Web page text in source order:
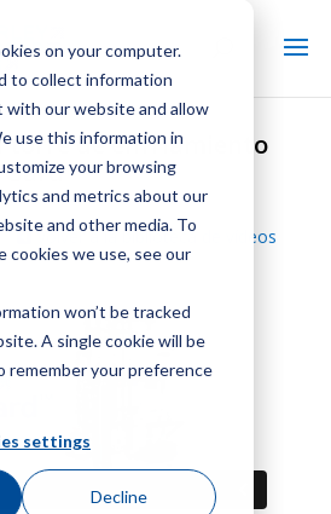
on your computer.
to collect information
our website and allow
use this information in
your browsing
and metrics about our
and other media. To
cookies we use, see our
won’t be tracked
A single cookie will be
remember your preference
settings
Decline
de enfriamiento
Volver a la biblioteca de vídeos